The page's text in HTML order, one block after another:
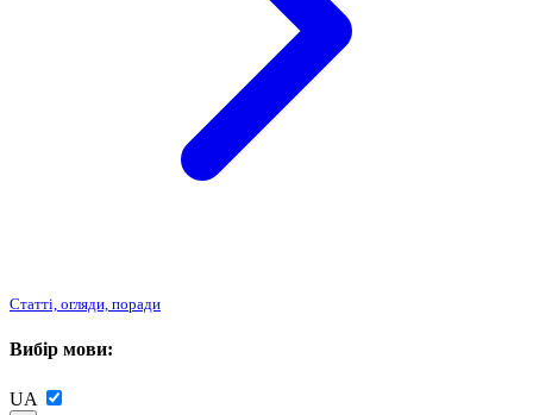
Статті, огляди, поради
Вибір мови:
UA